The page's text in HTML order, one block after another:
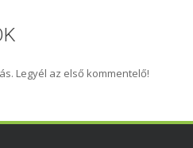
Legyél az első kommentelő!